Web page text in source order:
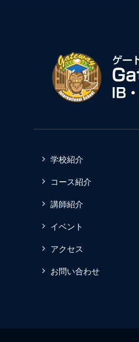
学校紹介
コース紹介
講師紹介
イベント
アクセス
お問い合わせ